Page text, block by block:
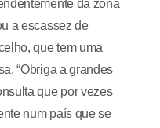
da zona
a escassez de
que tem uma
“Obriga a grandes
que por vezes
num país que se